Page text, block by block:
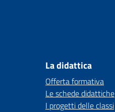
La didattica
Offerta formativa
Le schede didattiche
I progetti delle classi